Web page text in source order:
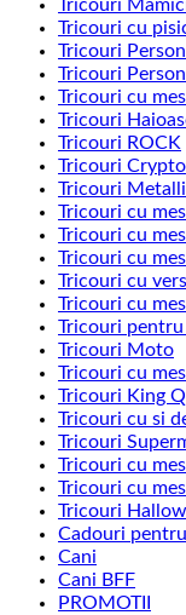
Tricouri
Tricouri cu
Tricouri
Tricouri
Tricouri cu
Tricouri
Tricouri ROCK
Tricouri Crypto
Tricouri
Tricouri cu
Tricouri cu
Tricouri cu
Tricouri cu
Tricouri cu
Tricouri pentru
Tricouri Moto
Tricouri cu
Tricouri King
Tricouri cu si
Tricouri
Tricouri cu
Tricouri cu
Tricouri
Cadouri
Cani
Cani BFF
PROMOTII